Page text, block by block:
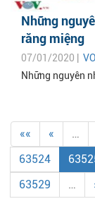
Những
răng miệng
07/01/2020 |
Những nguyên
«« « …
63524
63529
…